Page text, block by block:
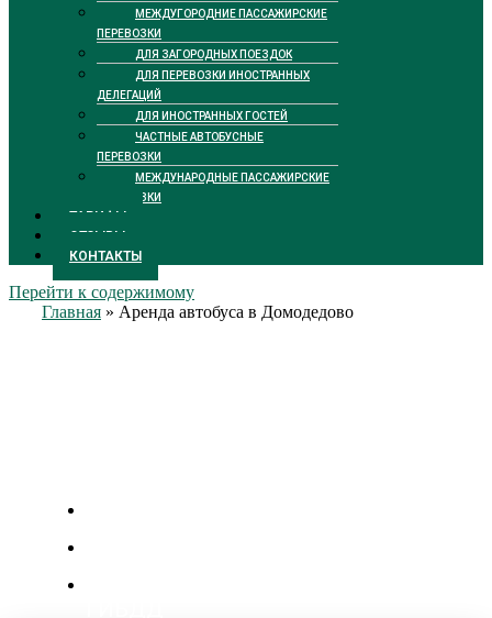
МЕЖДУГОРОДНИЕ ПАССАЖИРСКИЕ
ПЕРЕВОЗКИ
ДЛЯ ЗАГОРОДНЫХ ПОЕЗДОК
ДЛЯ ПЕРЕВОЗКИ ИНОСТРАННЫХ
ДЕЛЕГАЦИЙ
ДЛЯ ИНОСТРАННЫХ ГОСТЕЙ
ЧАСТНЫЕ АВТОБУСНЫЕ
ПЕРЕВОЗКИ
МЕЖДУНАРОДНЫЕ ПАССАЖИРСКИЕ
ПЕРЕВОЗКИ
ТАРИФЫ
ОТЗЫВЫ
КОНТАКТЫ
Перейти к содержимому
Главная » Аренда автобуса в Домодедово